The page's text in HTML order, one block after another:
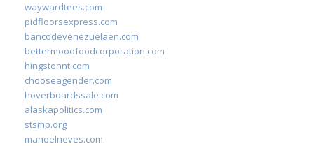
waywardtees.com
pidfloorsexpress.com
bancodevenezuelaen.com
bettermoodfoodcorporation.com
hingstonnt.com
chooseagender.com
hoverboardssale.com
alaskapolitics.com
stsmp.org
manoelneves.com